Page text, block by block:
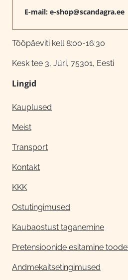
E-mail: e-shop@scandagra.ee
Tööpäeviti kell 8:00-16:30
Kesk tee 3, Jüri, 75301, Eesti
Lingid
Kauplused
Meist
Transport
Kontakt
KKK
Ostutingimused
Kaubaostust taganemine
Pretensioonide esitamine
Andmekaitsetingimused